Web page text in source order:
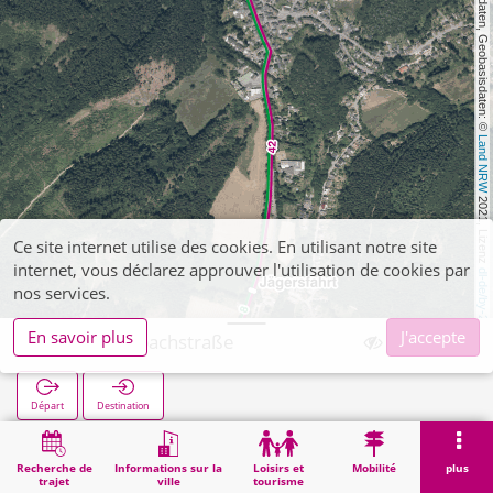
, Kartendaten, Geobasisdaten: ©
Land NRW
2021, Lizenz
dl-de/by-2-0
Recherche de
trajet
Informations sur la
ville
Loisirs et
tourisme
Mobilité plus
Vicht Fischbachstraße
Départ Destination
Démarrage Vicht Fischbachstraße
Ce site internet utilise des cookies. En utilisant notre site
internet, vous déclarez approuver l'utilisation de cookies par
nos services.
En savoir plus
J'accepte